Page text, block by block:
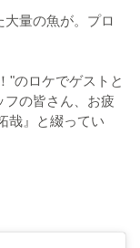
量の魚が。プロ
"のロケでゲストと
の皆さん、お疲
哉』と綴ってい